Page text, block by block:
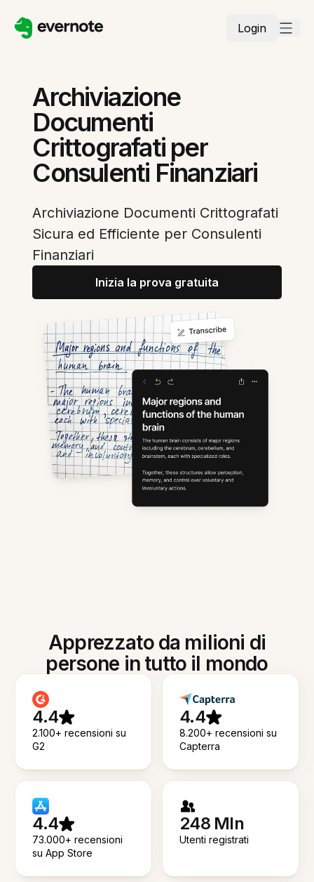
Login
Archiviazione
Documenti
Crittografati per
Consulenti Finanziari
Archiviazione Documenti Crittografati
Sicura ed Efficiente per Consulenti
Finanziari
Inizia la prova gratuita
Apprezzato da milioni di
persone in tutto il mondo
4.4
2.100+ recensioni su
G2
4.4
8.200+ recensioni su
Capterra
4.4
73.000+ recensioni
su App Store
248 Mln
Utenti registrati